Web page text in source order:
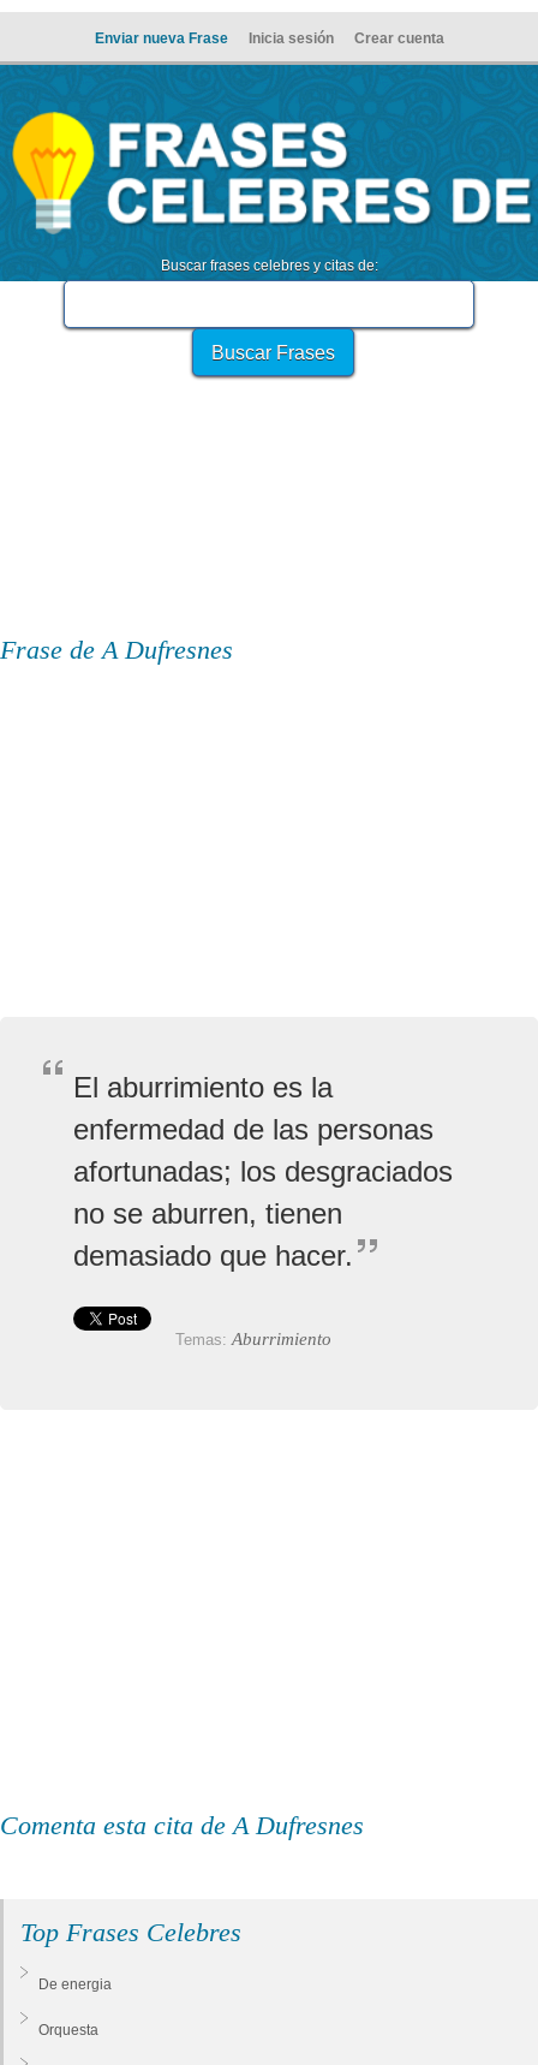
Enviar nueva Frase Inicia sesión Crear cuenta
Buscar frases celebres y citas de:
Frase de A Dufresnes
El aburrimiento es la
enfermedad de las personas
afortunadas; los desgraciados
no se aburren, tienen
demasiado que hacer.
Temas: Aburrimiento
Comenta esta cita de A Dufresnes
Top Frases Celebres
De energia
Orquesta